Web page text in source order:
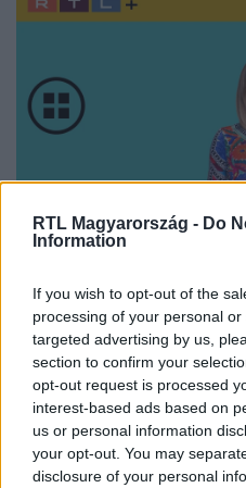
RTL Magyarország - Do
Information
If you wish to opt-out of the
processing of your personal
targeted advertising by us,
section to confirm your
opt-out request is processed
interest-based ads based on
us or personal information
your opt-out. You may
disclosure of your personal
Itt állítsd be, hogy az
legyen a Google-